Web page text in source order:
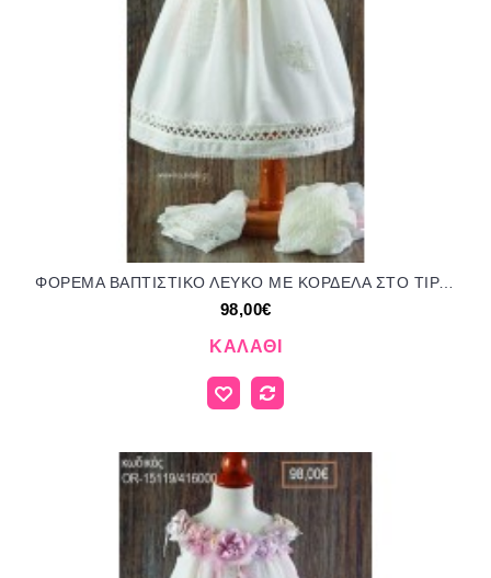
ΦΟΡΕΜΑ ΒΑΠΤΙΣΤΙΚΟ ΛΕΥΚΟ ΜΕ ΚΟΡΔΕΛΑ ΣΤΟ ΤΙΡΑΝΤΑΚΙ ΚΑΙ ΥΦΑΣΜΑΤΙΝΑ ΛΟΥΛΟΥΔΙΑ OR-21109/416000 98.00€!!!
98,00€
ΚΑΛΆΘΙ